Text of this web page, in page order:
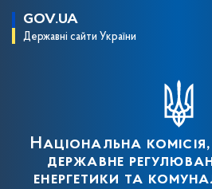
GOV.UA
Державні сайти України
Національна
державне
енергетики та